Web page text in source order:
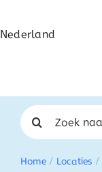
Nederland
Home/ Locaties /
Zoeken naar: